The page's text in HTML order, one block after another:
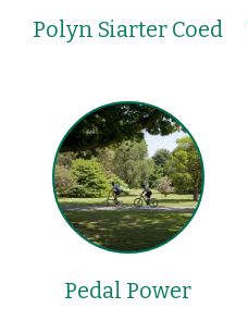
Polyn Siarter Coed
Pedal Power